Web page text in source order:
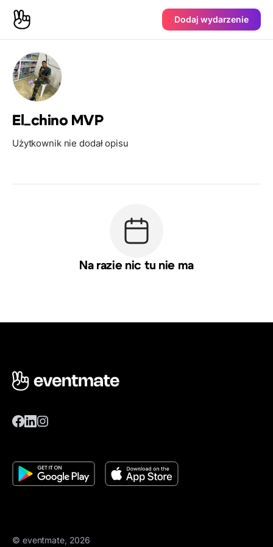
Dodaj wydarzenie
El_chino MVP
Użytkownik nie dodał opisu
Na razie nic tu nie ma
© eventmate, 2026